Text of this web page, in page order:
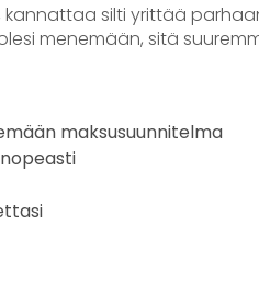
kannattaa silti yrittää
menemään, sitä
maksusuunnitelma